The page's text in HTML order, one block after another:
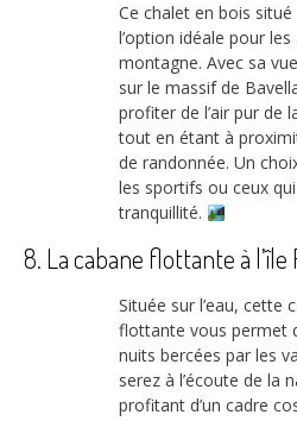
Ce chalet en bois
l’option idéale pour
montagne. Avec sa
sur le massif de
profiter de l’air pur de
tout en étant à
de randonnée. Un
les sportifs ou ceux
tranquillité.
8. La cabane flottante à l’île
Située sur l’eau, cette
flottante vous permet
nuits bercées par les
serez à l’écoute de la
profitant d’un cadre